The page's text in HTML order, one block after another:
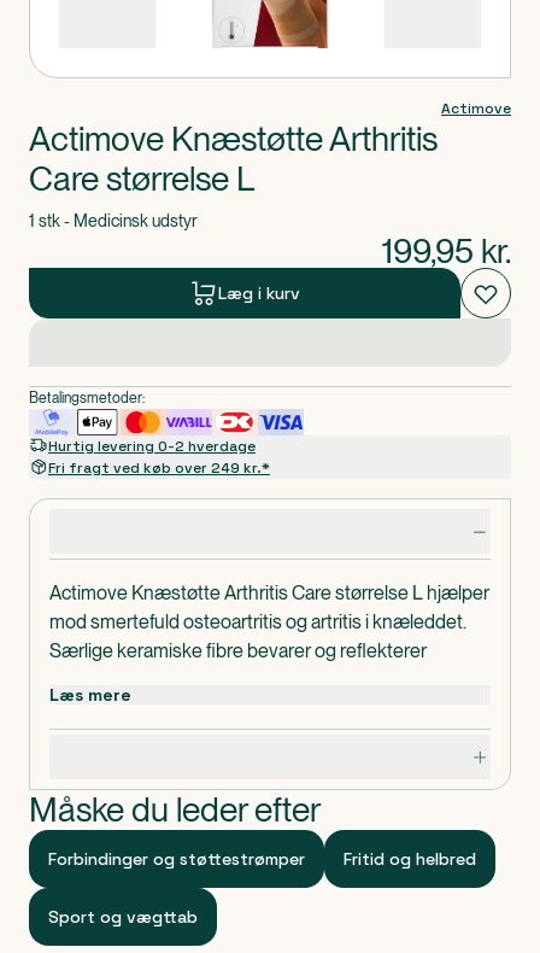
Actimove Knæstøtte Arthritis Care størrelse L hjælper
mod smertefuld osteoartritis og artritis i knæleddet.
Særlige keramiske fibre bevarer og reflekterer
bidrager til smertelindring.
Terapeutisk varmebehandling fremmer cirkulation
tilbagevenden til daglige aktiviteter.
Actimove Knæstøtte Arthritis Care størrelse L er lavet
uden latex.
Omkreds: 38-43 cm.
Indeholder
1 stk. Actimove Knæstøtte Arthritis Care størrelse L.
Læs mere
Måske du leder efter
Forbindinger og støttestrømper Fritid og helbred
Sport og vægttab
Actimove
Actimove Knæstøtte Arthritis
Care størrelse L
1 stk - Medicinsk udstyr
199,95 kr.
Læg i kurv
Betalingsmetoder:
Hurtig levering 0-2 hverdage
Fri fragt ved køb over 249 kr.*